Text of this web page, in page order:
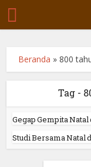
Beranda »800
Tag -
Gegap Gempita
Studi Bersama Natal